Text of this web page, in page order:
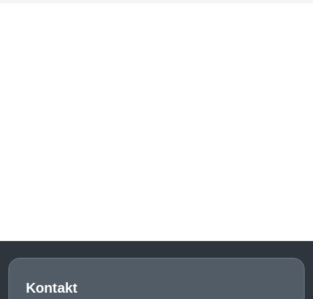
Kontakt